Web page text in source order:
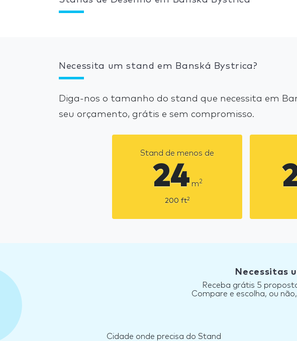
Necessita um stand em Banská Bystrica?
Diga-nos o tamanho do stand que necessita em
seu orçamento, grátis e sem compromisso.
Stand de menos de
24 m2
200 ft2
Necessitas
Receba grátis 5
Compare e escolha, ou
Cidade onde precisa do Stand